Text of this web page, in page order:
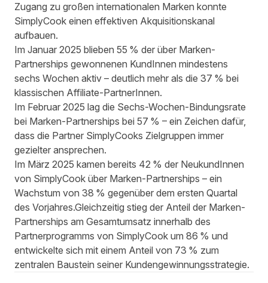
Zugang zu großen internationalen Marken konnte
SimplyCook einen effektiven Akquisitionskanal
aufbauen.
Im Januar 2025 blieben 55 % der über Marken-
Partnerships gewonnenen KundInnen mindestens
sechs Wochen aktiv – deutlich mehr als die 37 % bei
klassischen Affiliate-PartnerInnen.
Im Februar 2025 lag die Sechs-Wochen-Bindungsrate
bei Marken-Partnerships bei 57 % – ein Zeichen dafür,
dass die Partner SimplyCooks Zielgruppen immer
gezielter ansprechen.
Im März 2025 kamen bereits 42 % der NeukundInnen
von SimplyCook über Marken-Partnerships – ein
Wachstum von 38 % gegenüber dem ersten Quartal
des Vorjahres.Gleichzeitig stieg der Anteil der Marken-
Partnerships am Gesamtumsatz innerhalb des
Partnerprogramms von SimplyCook um 86 % und
entwickelte sich mit einem Anteil von 73 % zum
zentralen Baustein seiner Kundengewinnungsstrategie.